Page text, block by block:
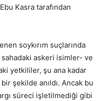
Kasra tarafından
soykırım suçlarında
askeri isimler- ve
yetkililer, şu ana kadar
şekilde anıldı. Ancak bu
süreci işletilmediği gibi